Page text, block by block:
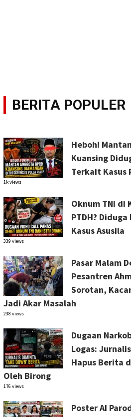
BERITA POPULER
Heboh!
Kuansing
Terkait Kasus
1k views
Oknum TNI di
PTDH?
Kasus Asusila
339 views
Pasar Malam
Pesantren
Sorotan,
Jadi Akar Masalah
238 views
Dugaan
Logas:
Hapus Berita
Oleh Birong
176 views
Poster AI